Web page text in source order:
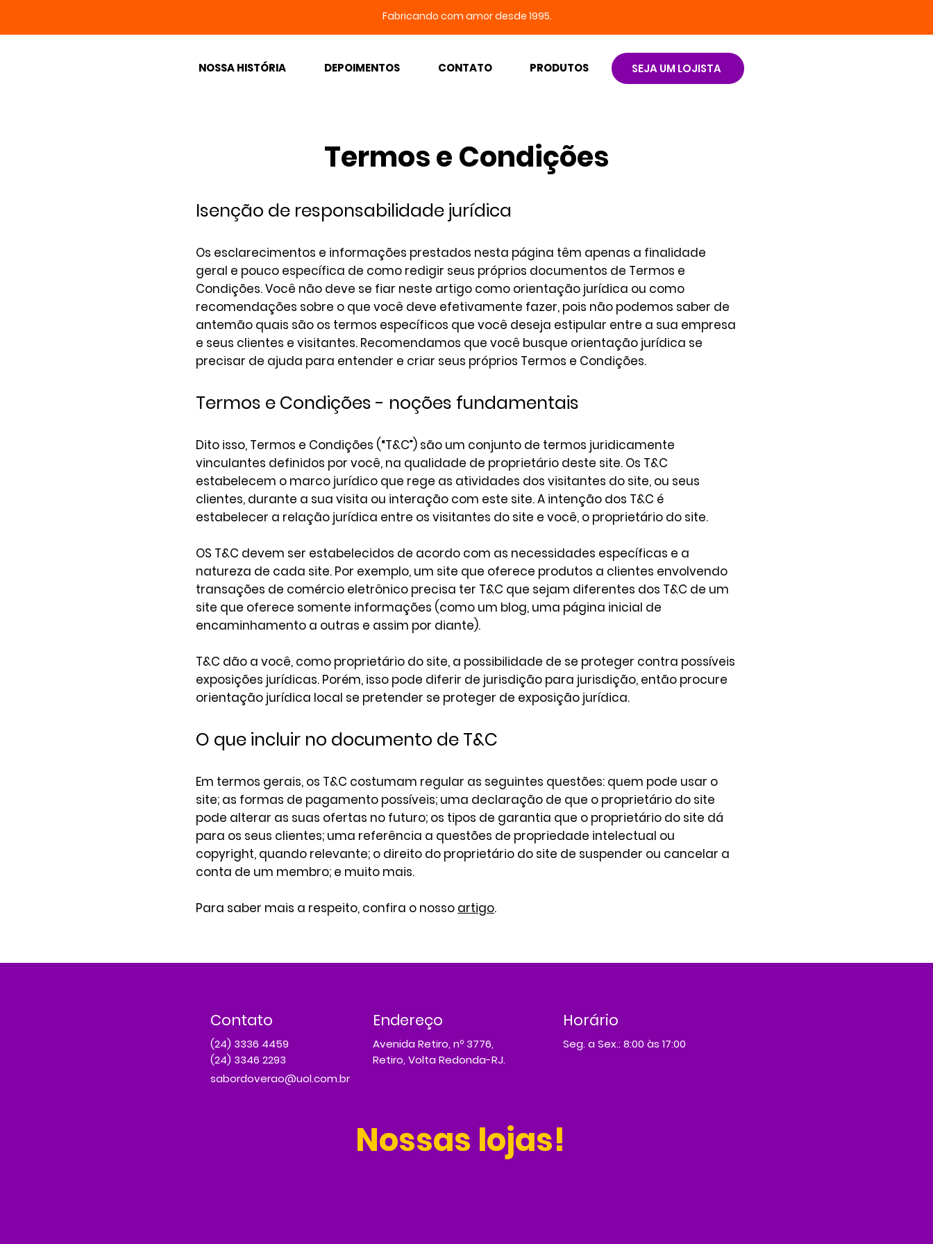
Fabricando com amor desde 1995.
NOSSA HISTÓRIA DEPOIMENTOS CONTATO PRODUTOS SEJA UM LOJISTA
Termos e Condições
Isenção de responsabilidade jurídica
Os esclarecimentos e informações prestados nesta página têm apenas a finalidade
geral e pouco específica de como redigir seus próprios documentos de Termos e
Condições. Você não deve se fiar neste artigo como orientação jurídica ou como
recomendações sobre o que você deve efetivamente fazer, pois não podemos saber de
antemão quais são os termos específicos que você deseja estipular entre a sua empresa
e seus clientes e visitantes. Recomendamos que você busque orientação jurídica se
precisar de ajuda para entender e criar seus próprios Termos e Condições.
Termos e Condições - noções fundamentais
Dito isso, Termos e Condições (“T&C”) são um conjunto de termos juridicamente
vinculantes definidos por você, na qualidade de proprietário deste site. Os T&C
estabelecem o marco jurídico que rege as atividades dos visitantes do site, ou seus
clientes, durante a sua visita ou interação com este site. A intenção dos T&C é
estabelecer a relação jurídica entre os visitantes do site e você, o proprietário do site.
OS T&C devem ser estabelecidos de acordo com as necessidades específicas e a
natureza de cada site. Por exemplo, um site que oferece produtos a clientes envolvendo
transações de comércio eletrônico precisa ter T&C que sejam diferentes dos T&C de um
site que oferece somente informações (como um blog, uma página inicial de
encaminhamento a outras e assim por diante).
T&C dão a você, como proprietário do site, a possibilidade de se proteger contra possíveis
exposições jurídicas. Porém, isso pode diferir de jurisdição para jurisdição, então procure
orientação jurídica local se pretender se proteger de exposição jurídica.
O que incluir no documento de T&C
Em termos gerais, os T&C costumam regular as seguintes questões: quem pode usar o
site; as formas de pagamento possíveis; uma declaração de que o proprietário do site
pode alterar as suas ofertas no futuro; os tipos de garantia que o proprietário do site dá
para os seus clientes; uma referência a questões de propriedade intelectual ou
copyright, quando relevante; o direito do proprietário do site de suspender ou cancelar a
conta de um membro; e muito mais.
Para saber mais a respeito, confira o nosso artigo.
Contato
(24) 3336 4459
(24) 3346 2293
Endereço
Avenida Retiro, nº 3776,
Retiro, Volta Redonda-RJ.
Horário
Seg. a Sex.: 8:00 às 17:00
sabordoverao@uol.com.br
Nossas lojas!